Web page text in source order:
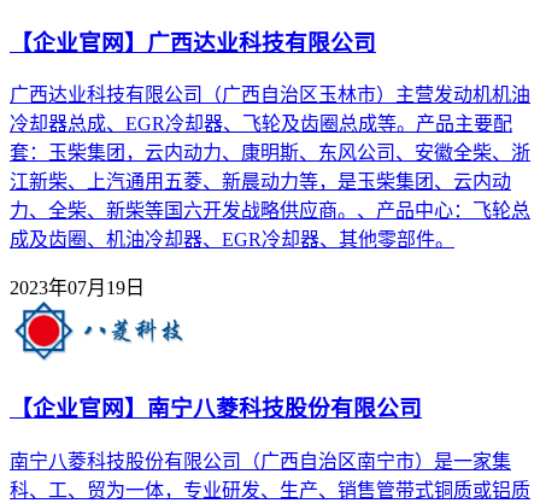
【企业官网】广西达业科技有限公司
广西达业科技有限公司（广西自治区玉林市）主营发动机机油
冷却器总成、EGR冷却器、飞轮及齿圈总成等。产品主要配
套：玉柴集团，云内动力、康明斯、东风公司、安徽全柴、浙
江新柴、上汽通用五菱、新晨动力等，是玉柴集团、云内动
力、全柴、新柴等国六开发战略供应商。、产品中心：飞轮总
成及齿圈、机油冷却器、EGR冷却器、其他零部件。
2023年07月19日
【企业官网】南宁八菱科技股份有限公司
南宁八菱科技股份有限公司（广西自治区南宁市）是一家集
科、工、贸为一体，专业研发、生产、销售管带式铜质或铝质